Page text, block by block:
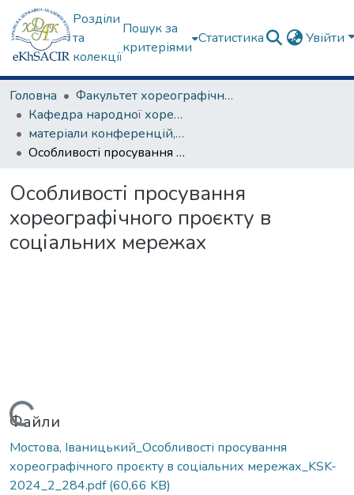
Розділи
та
колекції
Пошук за
критеріями
Статистика Увійти
Головна
Факультет хореографічного мистецтва
Кафедра народної хореографії та теорії танцю
матеріали конференцій, семінарів, круглих столів та ін.
Особливості просування хореографічного проєкту в соціальних мережах
Особливості просування
хореографічного проєкту в
соціальних мережах
Вантажиться...
Файли
Мостова, Іваницький_Особливості просування
хореографічного проєкту в соціальних мережах_KSK-
2024_2_284.pdf(60,66 KB)